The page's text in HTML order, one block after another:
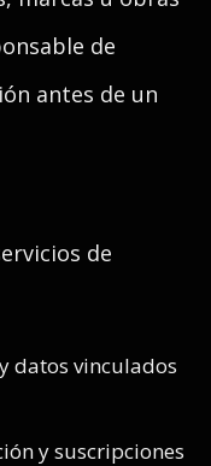
de
antes de un
de
datos vinculados
y suscripciones